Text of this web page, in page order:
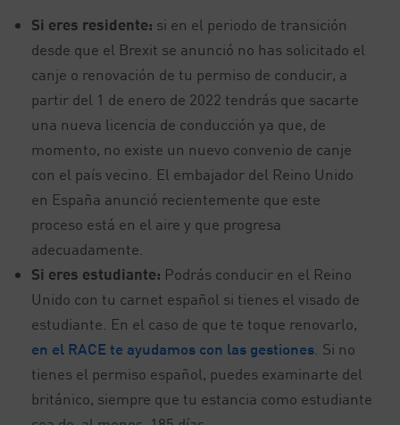
Si eres residente: si en el periodo de transición
desde que el Brexit se anunció no has solicitado el
canje o renovación de tu permiso de conducir, a
partir del 1 de enero de 2022 tendrás que sacarte
una nueva licencia de conducción ya que, de
momento, no existe un nuevo convenio de canje
con el país vecino. El embajador del Reino Unido
en España anunció recientemente que este
proceso está en el aire y que progresa
adecuadamente.
Si eres estudiante: Podrás conducir en el Reino
Unido con tu carnet español si tienes el visado de
estudiante. En el caso de que te toque renovarlo,
en el RACE te ayudamos con las gestiones . Si no
tienes el permiso español, puedes examinarte del
británico, siempre que tu estancia como estudiante